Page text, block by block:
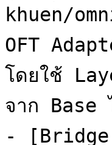
khuen/
OFT
โดยใช้
จาก
- [Bridge